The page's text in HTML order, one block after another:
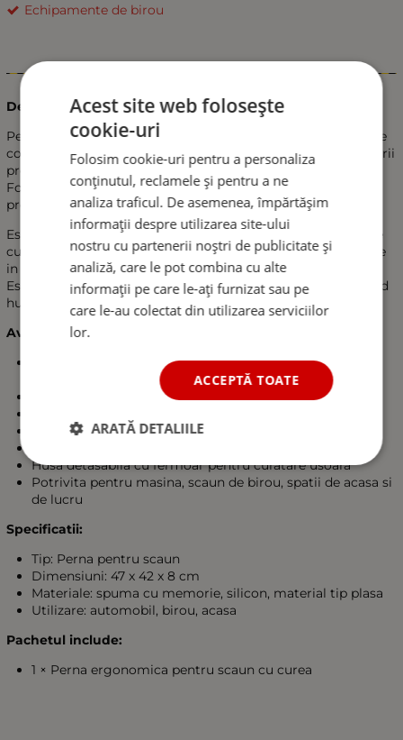
Echipamente de birou
Descriere:
Perna ergonomica pentru scaun cu spuma cu memorie este
conceputa pentru confort si sustinere stabila in timpul sederii
prelungite.
Forma sa urmeaza anatomia corpului si ajuta la reducerea
presiunii asupra coccisului si la imbunatatirea posturii.
Este realizata din plasa respirabila 3D, iar baza antialunecare
cu particule de silicon si cureaua reglabila asigura stabilitate
in utilizare.
Este potrivita pentru masina, birou si mediul de acasa, avand
husa detasabila pentru curatare usoara.
Avantaje principale:
Design ergonomic pentru reducerea presiunii asupra
Spuma cu memorie cu functie excelenta de sustinere
Baza antialunecare cu particule de silicon
Husa detasabila cu fermoar pentru curatare usoara
Potrivita pentru masina, scaun de birou, spatii de acasa si
de lucru
Specificatii:
Tip: Perna pentru scaun
Dimensiuni: 47 x 42 x 8 cm
Materiale: spuma cu memorie, silicon, material tip plasa
Utilizare: automobil, birou, acasa
Pachetul include:
1 × Perna ergonomica pentru scaun cu curea
Acest site web folosește
cookie-uri
Folosim cookie-uri pentru a personaliza
conținutul, reclamele și pentru a ne
analiza traficul. De asemenea, împărtășim
informații despre utilizarea site-ului
nostru cu partenerii noștri de publicitate și
analiză, care le pot combina cu alte
informații pe care le-ați furnizat sau pe
care le-au colectat din utilizarea serviciilor
lor.
ACCEPTĂ TOATE
ARATĂ DETALIILE